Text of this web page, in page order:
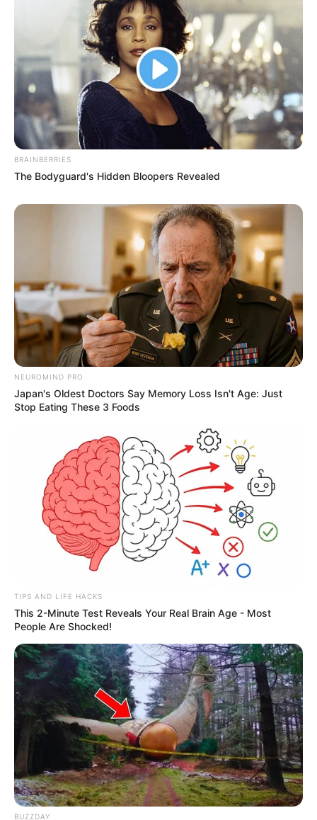
BRAINBERRIES
The Bodyguard's Hidden Bloopers Revealed
NEUROMIND PRO
Japan's Oldest Doctors Say Memory Loss Isn't Age: Just
Stop Eating These 3 Foods
TIPS AND LIFE HACKS
This 2-Minute Test Reveals Your Real Brain Age - Most
People Are Shocked!
BUZZDAY